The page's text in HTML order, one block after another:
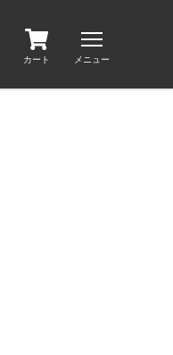
カート メニュー